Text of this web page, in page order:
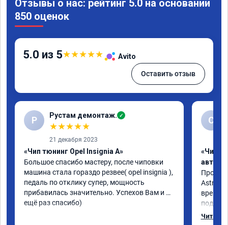
Отзывы о нас: рейтинг 5.0 на основании
850 оценок
5.0 из 5★★★★★ Avito
Оставить отзыв
Р Рустам демонтаж. ✓
★★★★★
21 декабря 2023
«Чип тюнинг Opel Insignia A»
Большое спасибо мастеру, после чиповки
машина стала гораздо резвее( opel insignia ),
педаль по отклику супер, мощность
прибавилась значительно. Успехов Вам и
ещё раз спасибо)
С
«Чип
Astra J
стала
Читать